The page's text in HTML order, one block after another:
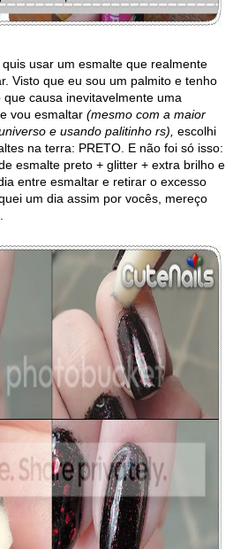
usar um esmalte que realmente
Visto que eu sou um palmito e tenho
causa inevitavelmente uma
vou esmaltar(mesmo com a maior
e usando palitinho rs), escolhi
na terra: PRETO. E não foi só isso:
esmalte preto + glitter + extra brilho e
entre esmaltar e retirar o excesso
um dia assim por vocês, mereço